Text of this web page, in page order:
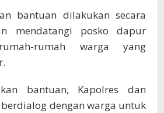
bantuan dilakukan secara
mendatangi posko dapur
rumah warga yang
bantuan, Kapolres dan
dengan warga untuk